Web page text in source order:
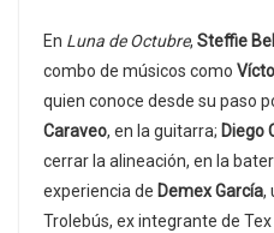
En Luna de Octubre, Steffie
combo de músicos como
quien conoce desde su paso
Caraveo, en la guitarra; Diego
cerrar la alineación, en la
experiencia de Demex García,
Trolebús, ex integrante de